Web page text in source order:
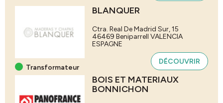
Transformateur
BLANQUER
Ctra. Real De Madrid Sur, 15
46469 Beniparrell VALENCIA
ESPAGNE
DÉCOUVRIR
BOIS ET MATERIAUX
BONNICHON